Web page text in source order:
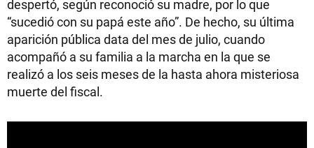
despertó, según reconoció su madre, por lo que
“sucedió con su papá este año”. De hecho, su última
aparición pública data del mes de julio, cuando
acompañó a su familia a la marcha en la que se
realizó a los seis meses de la hasta ahora misteriosa
muerte del fiscal.